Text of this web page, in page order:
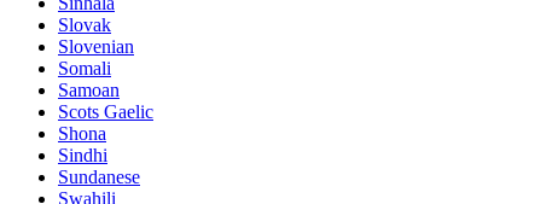
Slovak
Slovenian
Somali
Samoan
Scots Gaelic
Shona
Sindhi
Sundanese
Swahili